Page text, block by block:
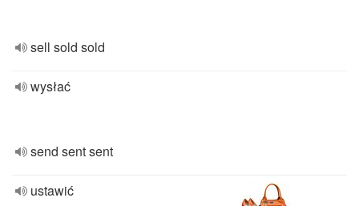
sell sold sold
wysłać
send sent sent
ustawić